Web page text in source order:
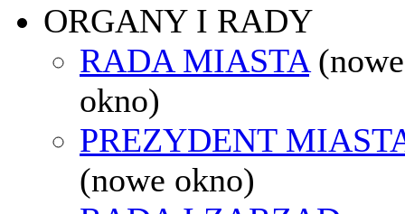
ORGANY I RADY
RADA MIASTA (nowe
okno)
PREZYDENT
(nowe okno)